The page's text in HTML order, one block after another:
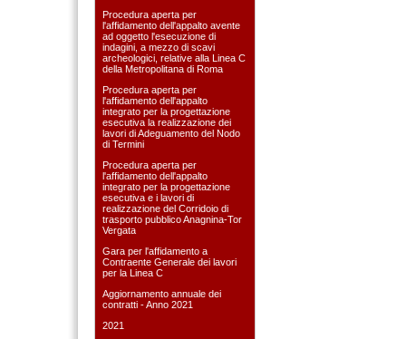
Procedura aperta per
l'affidamento dell'appalto avente
ad oggetto l'esecuzione di
indagini, a mezzo di scavi
archeologici, relative alla Linea C
della Metropolitana di Roma
Procedura aperta per
l'affidamento dell'appalto
integrato per la progettazione
esecutiva la realizzazione dei
lavori di Adeguamento del Nodo
di Termini
Procedura aperta per
l'affidamento dell'appalto
integrato per la progettazione
esecutiva e i lavori di
realizzazione del Corridoio di
trasporto pubblico Anagnina-Tor
Vergata
Gara per l'affidamento a
Contraente Generale dei lavori
per la Linea C
Aggiornamento annuale dei
contratti - Anno 2021
2021